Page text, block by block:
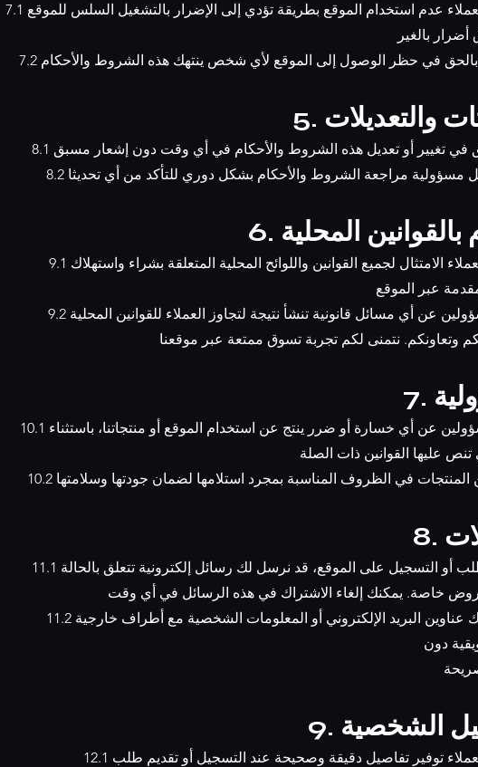
7.1 يجب على العملاء عدم استخدام الموقع بطريقة تؤدي إلى الإضرار بالتشغيل السلس للموقع
بالحق في حظر الوصول إلى الموقع لأي شخص ينتهك هذه الشروط والأحكام
والتعديلات
في تغيير أو تعديل هذه الشروط والأحكام في أي وقت دون إشعار مسبق
مسؤولية مراجعة الشروط والأحكام بشكل دوري للتأكد من أي تحديثا
بالقوانين المحلية
9.1 يجب على العملاء الامتثال لجميع القوانين واللوائح المحلية المتعلقة بشراء واستهلاك
عبر الموقع
عن أي مسائل قانونية تنشأ نتيجة لتجاوز العملاء للقوانين المحلية
وتعاونكم. نتمنى لكم تجربة تسوق ممتعة عبر موقعنا
10.1 نحن غير مسؤولين عن أي خسارة أو ضرر ينتج عن استخدام الموقع أو منتجاتنا، باستثناء
تنص عليها القوانين ذات الصلة
المنتجات في الظروف المناسبة بمجرد استلامها لضمان جودتها وسلامتها
11.1 عند تقديم طلب أو التسجيل على الموقع، قد نرسل لك رسائل إلكترونية تتعلق بالحالة
خاصة. يمكنك إلغاء الاشتراك في هذه الرسائل في أي وقت
11.2 نحن لا نشارك عناوين البريد الإلكتروني أو المعلومات الشخصية مع أطراف خارجية
دون
الشخصية
العملاء توفير تفاصيل دقيقة وصحيحة عند التسجيل أو تقديم طلب